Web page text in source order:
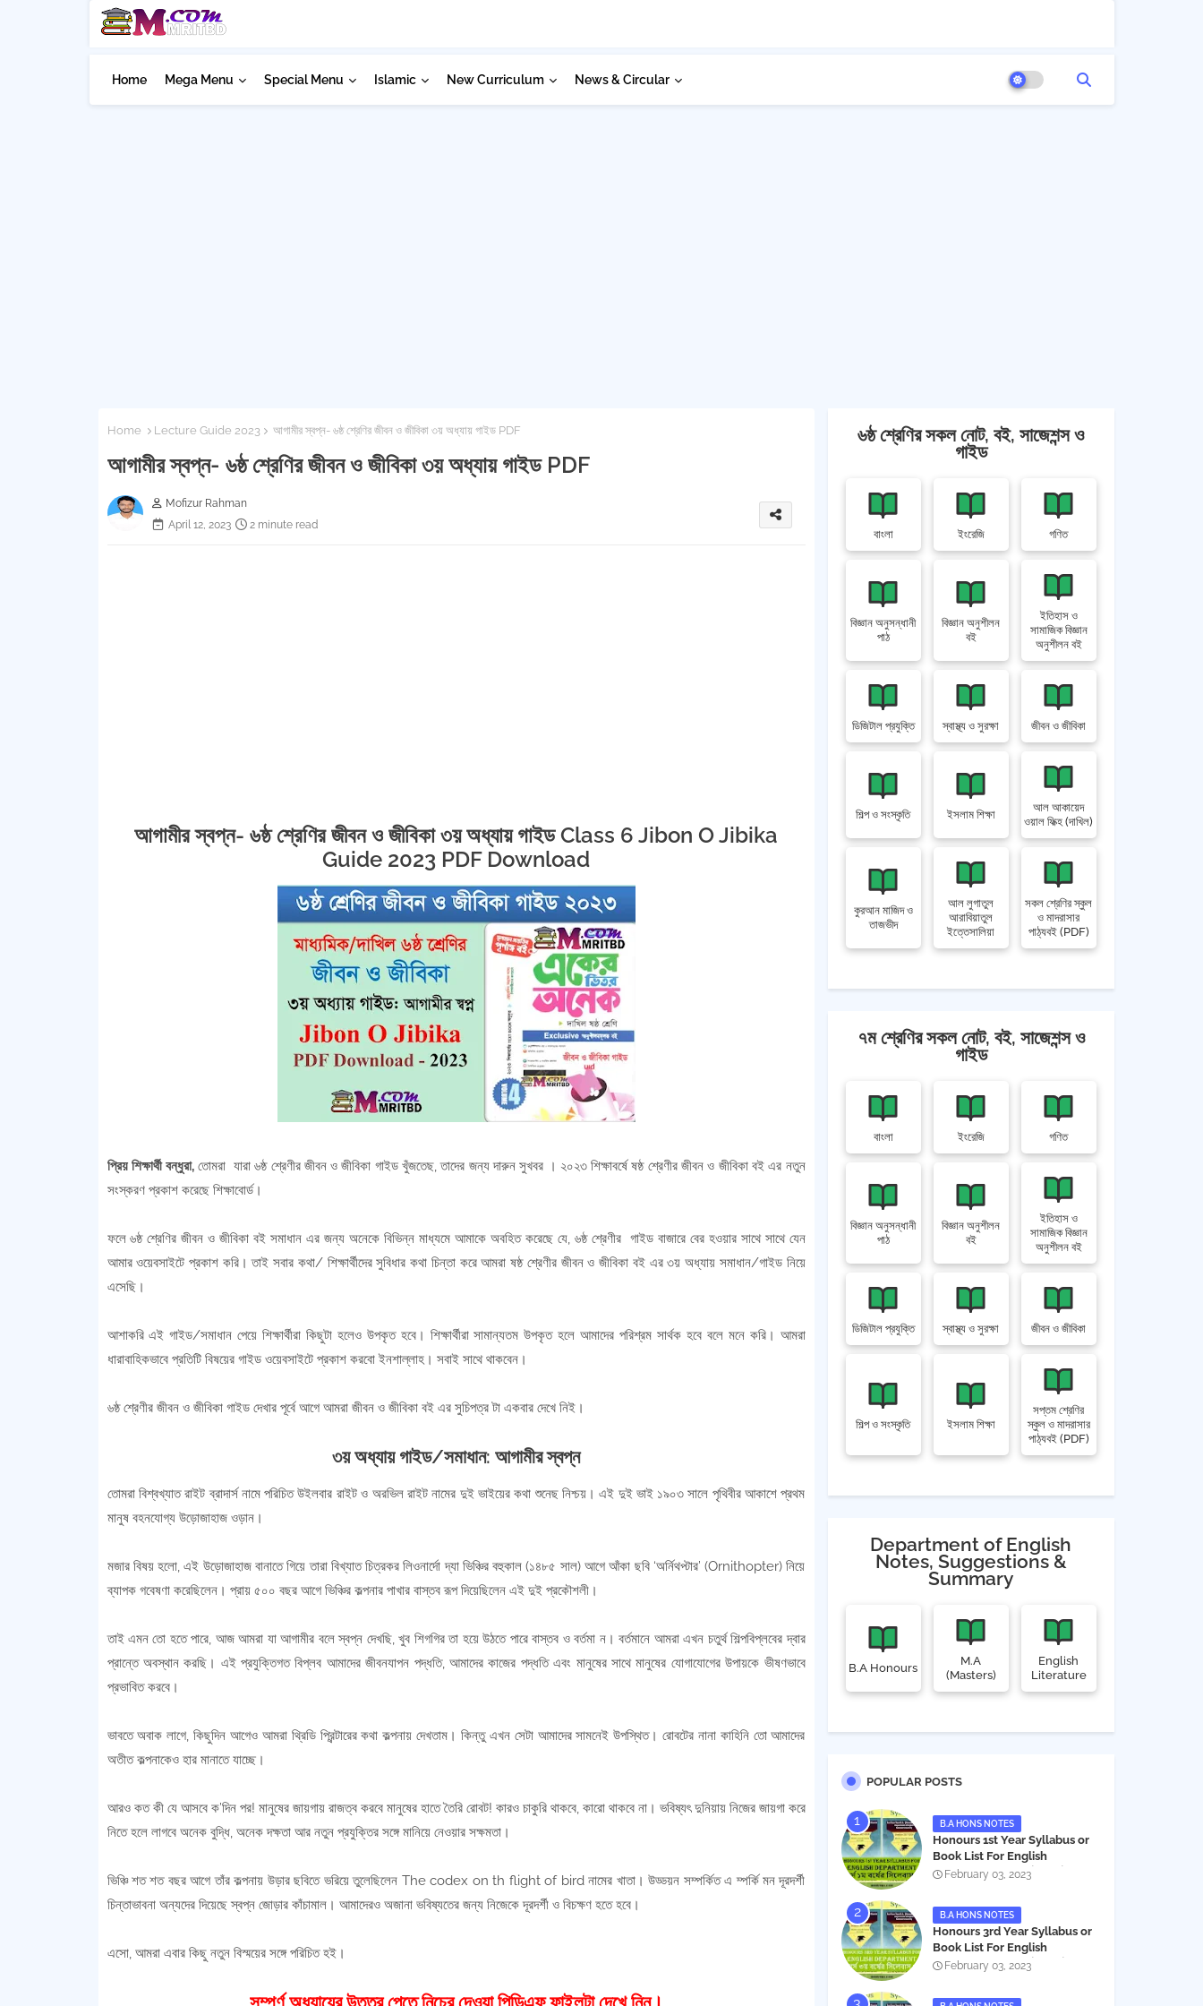
Home Mega Menu Special Menu Islamic New Curriculum News & Circular
Home Lecture Guide 2023 আগামীর স্বপ্ন- ৬ষ্ঠ শ্রেণির জীবন ও জীবিকা ৩য় অধ্যায় গাইড PDF
আগামীর স্বপ্ন- ৬ষ্ঠ শ্রেণির জীবন ও জীবিকা ৩য় অধ্যায় গাইড PDF
Mofizur Rahman
April 12, 2023
2 minute read
আগামীর স্বপ্ন- ৬ষ্ঠ শ্রেণির জীবন ও জীবিকা ৩য় অধ্যায় গাইড Class 6 Jibon O Jibika
Guide 2023 PDF Download
প্রিয় শিক্ষার্থী বন্ধুরা, তোমরা যারা ৬ষ্ঠ শ্রেণীর জীবন ও জীবিকা গাইড খুঁজতেছ, তাদের জন্য দারুন সুখবর । ২০২৩ শিক্ষাবর্ষে ষষ্ঠ শ্রেণীর জীবন ও জীবিকা বই এর নতুন
সংস্করণ প্রকাশ করেছে শিক্ষাবোর্ড।
ফলে ৬ষ্ঠ শ্রেণির জীবন ও জীবিকা বই সমাধান এর জন্য অনেকে বিভিন্ন মাধ্যমে আমাকে অবহিত করেছে যে, ৬ষ্ঠ শ্রেণীর গাইড বাজারে বের হওয়ার সাথে সাথে যেন
আমার ওয়েবসাইটে প্রকাশ করি। তাই সবার কথা/ শিক্ষার্থীদের সুবিধার কথা চিন্তা করে আমরা ষষ্ঠ শ্রেণীর জীবন ও জীবিকা বই এর ৩য় অধ্যায় সমাধান/গাইড নিয়ে
এসেছি।
আশাকরি এই গাইড/সমাধান পেয়ে শিক্ষার্থীরা কিছুটা হলেও উপকৃত হবে। শিক্ষার্থীরা সামান্যতম উপকৃত হলে আমাদের পরিশ্রম সার্থক হবে বলে মনে করি। আমরা
ধারাবাহিকভাবে প্রতিটি বিষয়ের গাইড ওয়েবসাইটে প্রকাশ করবো ইনশাল্লাহ। সবাই সাথে থাকবেন।
৬ষ্ঠ শ্রেণীর জীবন ও জীবিকা গাইড দেখার পূর্বে আগে আমরা জীবন ও জীবিকা বই এর সুচিপত্র টা একবার দেখে নিই।
৩য় অধ্যায় গাইড/সমাধান: আগামীর স্বপ্ন
তোমরা বিশ্বখ্যাত রাইট ব্রাদার্স নামে পরিচিত উইলবার রাইট ও অরভিল রাইট নামের দুই ভাইয়ের কথা শুনেছ নিশ্চয়। এই দুই ভাই ১৯০৩ সালে পৃথিবীর আকাশে প্রথম
মানুষ বহনযোগ্য উড়োজাহাজ ওড়ান।
মজার বিষয় হলো, এই উড়োজাহাজ বানাতে গিয়ে তারা বিখ্যাত চিত্রকর লিওনার্দো দ্যা ভিঞ্চির বহুকাল (১৪৮৫ সাল) আগে আঁকা ছবি ‘অর্নিথপ্টার’ (Ornithopter) নিয়ে
ব্যাপক গবেষণা করেছিলেন। প্রায় ৫০০ বছর আগে ভিঞ্চির কল্পনার পাখার বাস্তব রূপ দিয়েছিলেন এই দুই প্রকৌশলী।
তাই এমন তো হতে পারে, আজ আমরা যা আগামীর বলে স্বপ্ন দেখছি, খুব শিগগির তা হয়ে উঠতে পারে বাস্তব ও বর্তমা ন। বর্তমানে আমরা এখন চতুর্থ শিল্পবিপ্লবের দ্বার
প্রান্তে অবস্থান করছি। এই প্রযুক্তিগত বিপ্লব আমাদের জীবনযাপন পদ্ধতি, আমাদের কাজের পদ্ধতি এবং মানুষের সাথে মানুষের যোগাযোগের উপায়কে ভীষণভাবে
প্রভাবিত করবে।
ভাবতে অবাক লাগে, কিছুদিন আগেও আমরা থ্রিডি প্রিন্টারের কথা কল্পনায় দেখতাম। কিন্তু এখন সেটা আমাদের সামনেই উপস্থিত। রোবটের নানা কাহিনি তো আমাদের
অতীত কল্পনাকেও হার মানাতে যাচ্ছে।
আরও কত কী যে আসবে ক’দিন পর! মানুষের জায়গায় রাজত্ব করবে মানুষের হাতে তৈরি রোবট! কারও চাকুরি থাকবে, কারো থাকবে না। ভবিষ্যৎ দুনিয়ায় নিজের জায়গা করে
নিতে হলে লাগবে অনেক বুদ্ধি, অনেক দক্ষতা আর নতুন প্রযুক্তির সঙ্গে মানিয়ে নেওয়ার সক্ষমতা।
ভিঞ্চি শত শত বছর আগে তাঁর কল্পনায় উড়ার ছবিতে ভরিয়ে তুলেছিলেন The codex on th flight of bird নামের খাতা। উড্ডয়ন সম্পর্কিত এ ম্পর্কি মন দূরদর্শী
চিন্তাভাবনা অন্যদের দিয়েছে স্বপ্ন জোড়ার কাঁচামাল। আমাদেরও অজানা ভবিষ্যতের জন্য নিজেকে দূরদর্শী ও বিচক্ষণ হতে হবে।
এসো, আমরা এবার কিছু নতুন বিস্ময়ের সঙ্গে পরিচিত হই।
৬ষ্ঠ শ্রেণির সকল নোট, বই, সাজেশন্স ও
গাইড
বাংলা ইংরেজি গণিত
বিজ্ঞান অনুসন্ধানী
পাঠ
বিজ্ঞান অনুশীলন
বই
ইতিহাস ও
সামাজিক বিজ্ঞান
অনুশীলন বই
ডিজিটাল প্রযুক্তি স্বাস্থ্য ও সুরক্ষা জীবন ও জীবিকা
শিল্প ও সংস্কৃতি ইসলাম শিক্ষা
আল আকায়েদ
ওয়াল ফিক্হ (দাখিল)
কুরআন মাজিদ ও
তাজভীদ
আল লুগাতুল
আরাবিয়াতুল
ইত্তেসালিয়া
সকল শ্রেণির স্কুল
ও মাদরাসার
পাঠ্যবই (PDF)
৭ম শ্রেণির সকল নোট, বই, সাজেশন্স ও
গাইড
বাংলা ইংরেজি গণিত
বিজ্ঞান অনুসন্ধানী
পাঠ
বিজ্ঞান অনুশীলন
বই
ইতিহাস ও
সামাজিক বিজ্ঞান
অনুশীলন বই
ডিজিটাল প্রযুক্তি স্বাস্থ্য ও সুরক্ষা জীবন ও জীবিকা
শিল্প ও সংস্কৃতি ইসলাম শিক্ষা
সপ্তম শ্রেণির
স্কুল ও মাদরাসার
পাঠ্যবই (PDF)
Department of English
Notes, Suggestions &
Summary
B.A Honours
M.A
(Masters)
English
Literature
POPULAR POSTS
B.A HONS NOTES
Honours 1st Year Syllabus or
Book List For English
Department - অনার্স ১ম বর্ষের সিলেবাস
February 03, 2023
B.A HONS NOTES
Honours 3rd Year Syllabus or
Book List For English
Department - অনার্স ৩য় বর্ষের সিলেবাস
February 03, 2023